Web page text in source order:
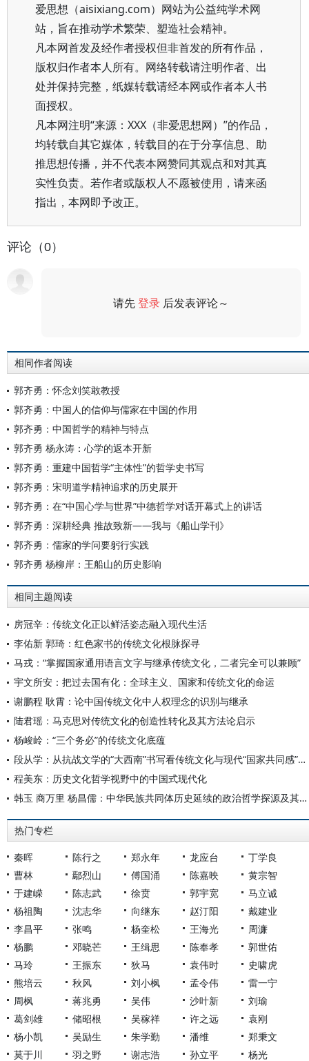
爱思想（aisixiang.com）网站为公益纯学术网
站，旨在推动学术繁荣、塑造社会精神。
凡本网首发及经作者授权但非首发的所有作品，
版权归作者本人所有。网络转载请注明作者、出
处并保持完整，纸媒转载请经本网或作者本人书
面授权。
凡本网注明“来源：XXX（非爱思想网）”的作品，
均转载自其它媒体，转载目的在于分享信息、助
推思想传播，并不代表本网赞同其观点和对其真
实性负责。若作者或版权人不愿被使用，请来函
指出，本网即予改正。
评论（0）
请先登录 后发表评论～
相同作者阅读
郭齐勇：怀念刘笑敢教授
郭齐勇：中国人的信仰与儒家在中国的作用
郭齐勇：中国哲学的精神与特点
郭齐勇 杨永涛：心学的返本开新
郭齐勇：重建中国哲学“主体性”的哲学史书写
郭齐勇：宋明道学精神追求的历史展开
郭齐勇：在“中国心学与世界”中德哲学对话开幕式上的讲话
郭齐勇：深耕经典 推故致新——我与《船山学刊》
郭齐勇：儒家的学问要躬行实践
郭齐勇 杨柳岸：王船山的历史影响
相同主题阅读
房冠辛：传统文化正以鲜活姿态融入现代生活
李佑新 郭琦：红色家书的传统文化根脉探寻
马戎：“掌握国家通用语言文字与继承传统文化，二者完全可以兼顾”
宇文所安：把过去国有化：全球主义、国家和传统文化的命运
谢鹏程 耿霄：论中国传统文化中人权理念的识别与继承
陆君瑶：马克思对传统文化的创造性转化及其方法论启示
杨峻岭：“三个务必”的传统文化底蕴
段从学：从抗战文学的“大西南”书写看传统文化与现代“国家共同感”的形成
程美东：历史文化哲学视野中的中国式现代化
韩玉 商万里 杨昌儒：中华民族共同体历史延续的政治哲学探源及其资鉴意义
热门专栏
秦晖 陈行之 郑永年 龙应台
丁学良
曹林
鄢烈山 傅国涌 陈嘉映
黄宗智
于建嵘
陈志武 徐贲 郭宇宽
马立诚
杨祖陶
沈志华 向继东 赵汀阳
戴建业
李昌平
张鸣 杨奎松 王海光
周濂
杨鹏
邓晓芒 王缉思 陈奉孝
郭世佑
马玲
王振东 狄马 袁伟时
史啸虎
熊培云
秋风 刘小枫 孟令伟
雷一宁
周枫
蒋兆勇 吴伟 沙叶新
刘瑜
葛剑雄
储昭根 吴稼祥 许之远
袁刚
杨小凯
吴励生 朱学勤 潘维
郑秉文
莫于川
羽之野 谢志浩 孙立平 杨光